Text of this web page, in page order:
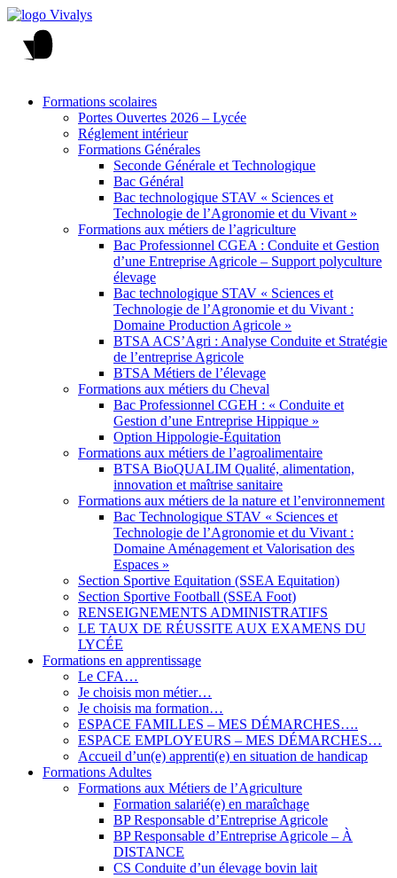
Formations scolaires
Portes Ouvertes 2026 – Lycée
Réglement intérieur
Formations Générales
Seconde Générale et Technologique
Bac Général
Bac technologique STAV « Sciences et
Technologie de l’Agronomie et du Vivant »
Formations aux métiers de l’agriculture
Bac Professionnel CGEA : Conduite et Gestion
d’une Entreprise Agricole – Support polyculture
élevage
Bac technologique STAV « Sciences et
Technologie de l’Agronomie et du Vivant :
Domaine Production Agricole »
BTSA ACS’Agri : Analyse Conduite et Stratégie
de l’entreprise Agricole
BTSA Métiers de l’élevage
Formations aux métiers du Cheval
Bac Professionnel CGEH : « Conduite et
Gestion d’une Entreprise Hippique »
Option Hippologie-Équitation
Formations aux métiers de l’agroalimentaire
BTSA BioQUALIM Qualité, alimentation,
innovation et maîtrise sanitaire
Formations aux métiers de la nature et l’environnement
Bac Technologique STAV « Sciences et
Technologie de l’Agronomie et du Vivant :
Domaine Aménagement et Valorisation des
Espaces »
Section Sportive Equitation (SSEA Equitation)
Section Sportive Football (SSEA Foot)
RENSEIGNEMENTS ADMINISTRATIFS
LE TAUX DE RÉUSSITE AUX EXAMENS DU
LYCÉE
Formations en apprentissage
Le CFA…
Je choisis mon métier…
Je choisis ma formation…
ESPACE FAMILLES – MES DÉMARCHES….
ESPACE EMPLOYEURS – MES DÉMARCHES…
Accueil d’un(e) apprenti(e) en situation de handicap
Formations Adultes
Formations aux Métiers de l’Agriculture
Formation salarié(e) en maraîchage
BP Responsable d’Entreprise Agricole
BP Responsable d’Entreprise Agricole – À
DISTANCE
CS Conduite d’un élevage bovin lait